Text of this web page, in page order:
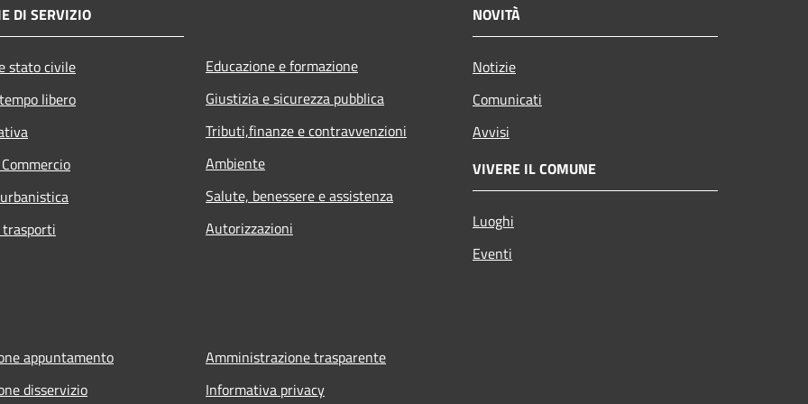
DI SERVIZIO
stato civile
libero
Educazione e formazione
Giustizia e sicurezza pubblica
Tributi,finanze e contravvenzioni
Ambiente
Salute, benessere e assistenza
Autorizzazioni
NOVITÀ
Notizie
Comunicati
Avvisi
VIVERE IL COMUNE
Luoghi
Eventi
appuntamento
disservizio
Amministrazione trasparente
Informativa privacy